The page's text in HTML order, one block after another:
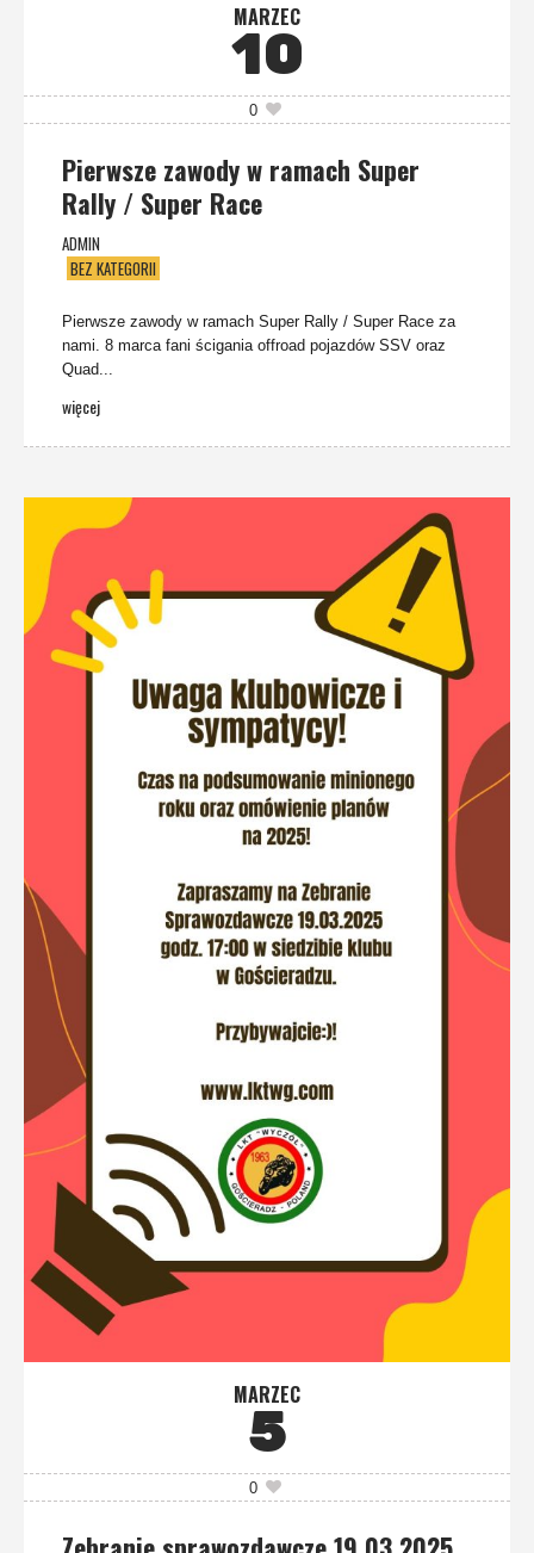
MARZEC
10
0
Pierwsze zawody w ramach Super
Rally / Super Race
ADMIN
BEZ KATEGORII
Pierwsze zawody w ramach Super Rally / Super Race za
nami. 8 marca fani ścigania offroad pojazdów SSV oraz
Quad...
więcej
MARZEC
5
0